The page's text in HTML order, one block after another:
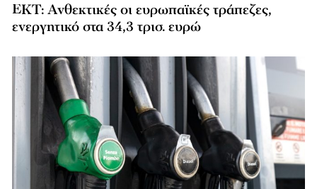
ΕΚΤ: Ανθεκτικές οι ευρωπαϊκές τράπεζες,
ενεργητικό στα 34,3 τρισ. ευρώ